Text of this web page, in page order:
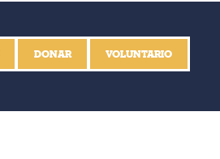
DONAR VOLUNTARIO